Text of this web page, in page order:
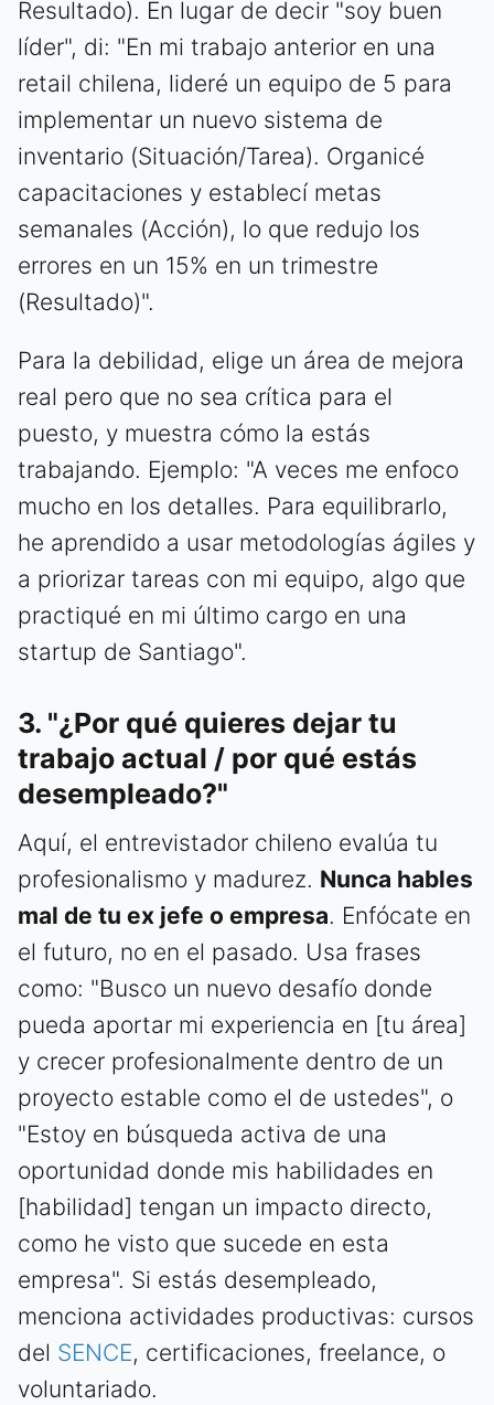
Resultado). En lugar de decir "soy buen
líder", di: "En mi trabajo anterior en una
retail chilena, lideré un equipo de 5 para
implementar un nuevo sistema de
inventario (Situación/Tarea). Organicé
capacitaciones y establecí metas
semanales (Acción), lo que redujo los
errores en un 15% en un trimestre
(Resultado)".
Para la debilidad, elige un área de mejora
real pero que no sea crítica para el
puesto, y muestra cómo la estás
trabajando. Ejemplo: "A veces me enfoco
mucho en los detalles. Para equilibrarlo,
he aprendido a usar metodologías ágiles y
a priorizar tareas con mi equipo, algo que
practiqué en mi último cargo en una
startup de Santiago".
3. "¿Por qué quieres dejar tu
trabajo actual / por qué estás
desempleado?"
Aquí, el entrevistador chileno evalúa tu
profesionalismo y madurez. Nunca hables
mal de tu ex jefe o empresa. Enfócate en
el futuro, no en el pasado. Usa frases
como: "Busco un nuevo desafío donde
pueda aportar mi experiencia en [tu área]
y crecer profesionalmente dentro de un
proyecto estable como el de ustedes", o
"Estoy en búsqueda activa de una
oportunidad donde mis habilidades en
[habilidad] tengan un impacto directo,
como he visto que sucede en esta
empresa". Si estás desempleado,
menciona actividades productivas: cursos
del SENCE, certificaciones, freelance, o
voluntariado.